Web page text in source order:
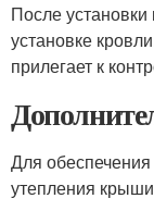
После
установке
прилегает к
Для
утепления